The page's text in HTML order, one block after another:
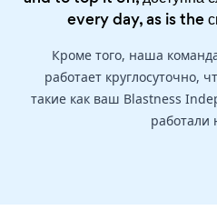
every day, as is the
Кроме того, наша
работает круглосуточно,
такие как ваш Blastness
работали